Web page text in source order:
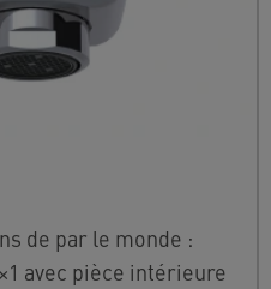
de par le monde :
avec pièce intérieure